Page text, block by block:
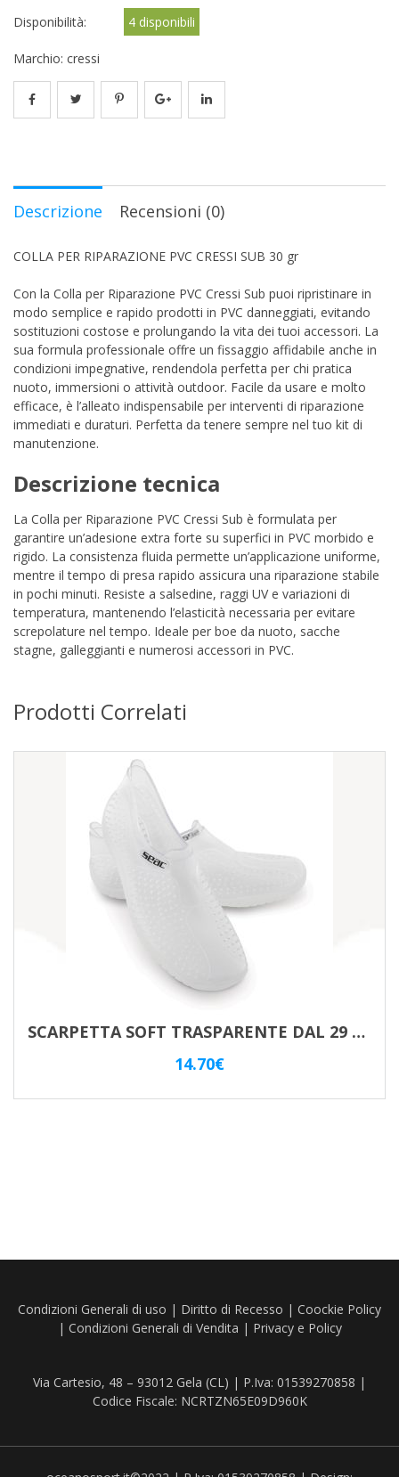
Disponibilità: 4 disponibili
Marchio: cressi
Descrizione Recensioni (0)
COLLA PER RIPARAZIONE PVC CRESSI SUB 30 gr
Con la Colla per Riparazione PVC Cressi Sub puoi ripristinare in
modo semplice e rapido prodotti in PVC danneggiati, evitando
sostituzioni costose e prolungando la vita dei tuoi accessori. La
sua formula professionale offre un fissaggio affidabile anche in
condizioni impegnative, rendendola perfetta per chi pratica
nuoto, immersioni o attività outdoor. Facile da usare e molto
efficace, è l’alleato indispensabile per interventi di riparazione
immediati e duraturi. Perfetta da tenere sempre nel tuo kit di
manutenzione.
Descrizione tecnica
La Colla per Riparazione PVC Cressi Sub è formulata per
garantire un’adesione extra forte su superfici in PVC morbido e
rigido. La consistenza fluida permette un’applicazione uniforme,
mentre il tempo di presa rapido assicura una riparazione stabile
in pochi minuti. Resiste a salsedine, raggi UV e variazioni di
temperatura, mantenendo l’elasticità necessaria per evitare
screpolature nel tempo. Ideale per boe da nuoto, sacche
stagne, galleggianti e numerosi accessori in PVC.
Prodotti Correlati
SCARPETTA SOFT TRASPARENTE DAL 29 AL 34
14.70€
Condizioni Generali di uso | Diritto di Recesso | Coockie Policy
| Condizioni Generali di Vendita | Privacy e Policy
Via Cartesio, 48 – 93012 Gela (CL) | P.Iva: 01539270858 |
Codice Fiscale: NCRTZN65E09D960K